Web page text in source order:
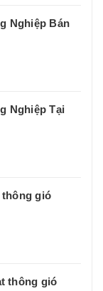
Nghiệp Bán
Nghiệp Tại
thông gió
thông gió